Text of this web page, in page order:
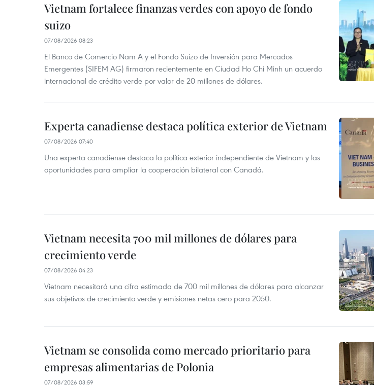
Vietnam fortalece finanzas verdes con apoyo de fondo
suizo
07/08/2026 08:23
El Banco de Comercio Nam A y el Fondo Suizo de Inversión para Mercados
Emergentes (SIFEM AG) firmaron recientemente en Ciudad Ho Chi Minh un acuerdo
internacional de crédito verde por valor de 20 millones de dólares.
Experta canadiense destaca política exterior de Vietnam
07/08/2026 07:40
Una experta canadiense destaca la política exterior independiente de Vietnam y las
oportunidades para ampliar la cooperación bilateral con Canadá.
Vietnam necesita 700 mil millones de dólares para
crecimiento verde
07/08/2026 04:23
Vietnam necesitará una cifra estimada de 700 mil millones de dólares para alcanzar
sus objetivos de crecimiento verde y emisiones netas cero para 2050.
Vietnam se consolida como mercado prioritario para
empresas alimentarias de Polonia
07/08/2026 03:59